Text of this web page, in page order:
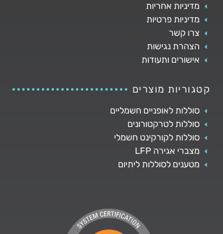
מדיניות אחריות
מדיניות פרטיות
צרו קשר
הצהרת נגישות
אישורים ותעודות
קטגוריות מוצרים
סוללות לאופניים חשמליים
סוללות לטרקטורונים
סוללות לקורקינט חשמלי
מצברי אגירה LFP
מטענים לסוללות ליתיום